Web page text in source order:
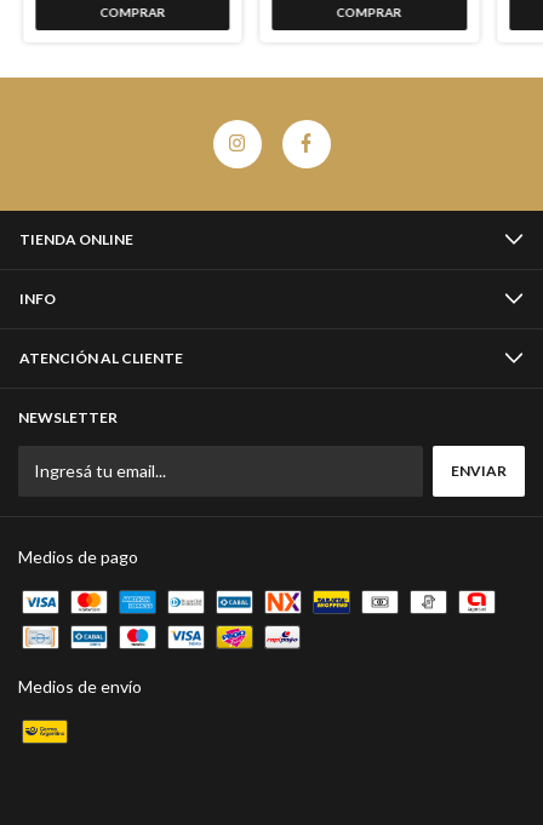
TIENDA ONLINE
INFO
ATENCIÓN AL CLIENTE
NEWSLETTER
Medios de pago
Medios de envío